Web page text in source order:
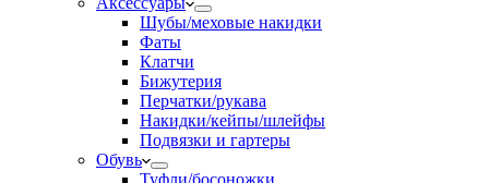
Шубы/меховые накидки
Фаты
Клатчи
Бижутерия
Перчатки/рукава
Накидки/кейпы/шлейфы
Подвязки и гартеры
Обувь
Туфли/босоножки